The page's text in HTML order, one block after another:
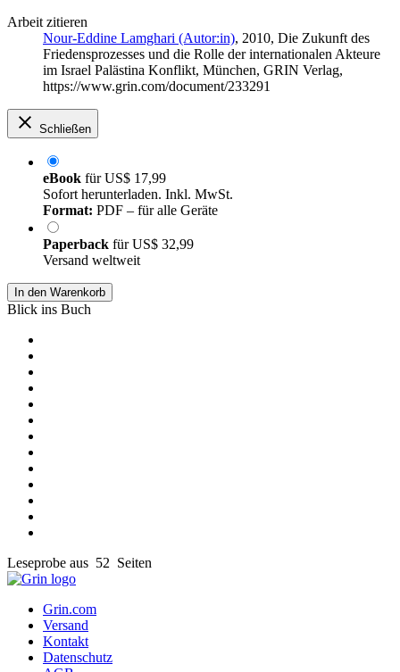
Arbeit zitieren
Nour-Eddine Lamghari (Autor:in), 2010, Die Zukunft des
Friedensprozesses und die Rolle der internationalen Akteure
im Israel Palästina Konflikt, München, GRIN Verlag,
https://www.grin.com/document/233291
Schließen
eBook fürUS$ 17,99
Sofort herunterladen. Inkl. MwSt.
Format: PDF – für alle Geräte
Paperback fürUS$ 32,99
Versand weltweit
In den Warenkorb
Blick ins Buch
Leseprobe aus 52 Seiten
Grin.com
Versand
Kontakt
Datenschutz